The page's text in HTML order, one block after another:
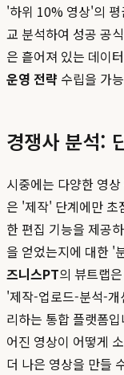
'하위 10% 영상'의 평
교 분석하여 성공 공
은 흩어져 있는 데이
운영 전략 수립을 가
경쟁사 분석:
시중에는 다양한 영
은 '제작' 단계에만 초
한 편집 기능을 제공
을 얻었는지에 대한 '
즈니스PT의 뷰트랩
'제작-업로드-분석-개
리하는 통합 플랫폼
어진 영상이 어떻게
더 나은 영상을 만들